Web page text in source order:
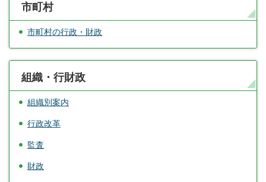
市町村
市町村の行政・財政
組織・行財政
組織別案内
行政改革
監査
財政